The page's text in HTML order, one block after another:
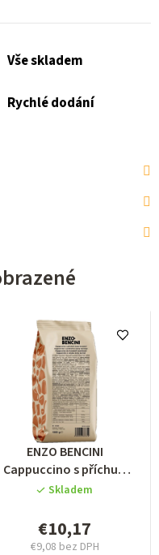
Vše skladem
Rychlé dodání
Priemerné
hodnotenie
produktu
5,0
z
ENZO BENCINI
Cappuccino s příchutí
slaný karamel 1000g
Skladem
€10,17
€9,08 bez DPH